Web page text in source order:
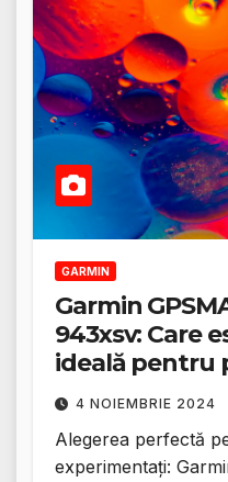
GARMIN
Garmin
943xsv: Care
ideală pentru
experimentați?
4 NOIEMBRIE 2024
Alegerea perfectă
experimentați: